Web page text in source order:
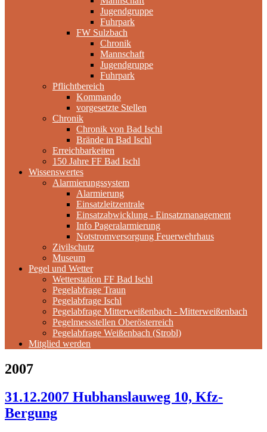
Jugendgruppe
Fuhrpark
FW Sulzbach
Chronik
Mannschaft
Jugendgruppe
Fuhrpark
Pflichtbereich
Kommando
vorgesetzte Stellen
Chronik
Chronik von Bad Ischl
Brände in Bad Ischl
Erreichbarkeiten
150 Jahre FF Bad Ischl
Wissenswertes
Alarmierungssystem
Alarmierung
Einsatzleitzentrale
Einsatzabwicklung - Einsatzmanagement
Info Pageralarmierung
Notstromversorgung Feuerwehrhaus
Zivilschutz
Museum
Pegel und Wetter
Wetterstation FF Bad Ischl
Pegelabfrage Traun
Pegelabfrage Ischl
Pegelabfrage Mitterweißenbach - Mitterweißenbach
Pegelmessstellen Oberösterreich
Pegelabfrage Weißenbach (Strobl)
Mitglied werden
2007
31.12.2007 Hubhanslauweg 10, Kfz-
Bergung